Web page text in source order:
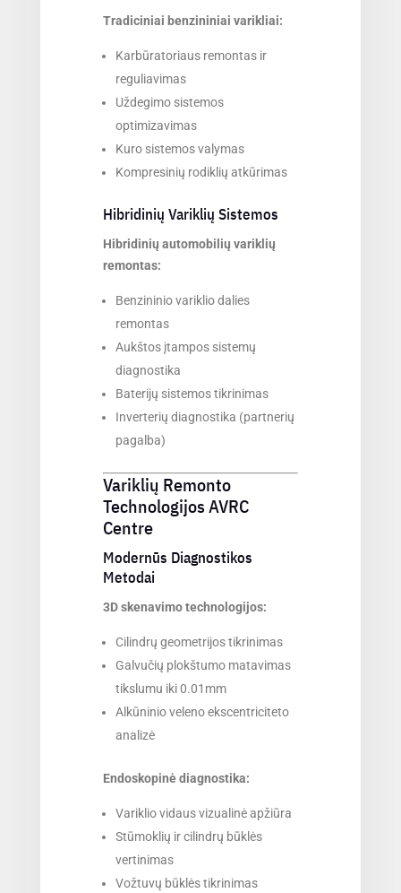
Tradiciniai benzininiai varikliai:
Karbūratoriaus remontas ir
reguliavimas
Uždegimo sistemos
optimizavimas
Kuro sistemos valymas
Kompresinių rodiklių atkūrimas
Hibridinių Variklių Sistemos
Hibridinių automobilių variklių
remontas:
Benzininio variklio dalies
remontas
Aukštos įtampos sistemų
diagnostika
Baterijų sistemos tikrinimas
Inverterių diagnostika (partnerių
pagalba)
Variklių Remonto
Technologijos AVRC
Centre
Modernūs Diagnostikos
Metodai
3D skenavimo technologijos:
Cilindrų geometrijos tikrinimas
Galvučių plokštumo matavimas
tikslumu iki 0.01mm
Alkūninio veleno ekscentriciteto
analizė
Endoskopinė diagnostika:
Variklio vidaus vizualinė apžiūra
Stūmoklių ir cilindrų būklės
vertinimas
Vožtuvų būklės tikrinimas